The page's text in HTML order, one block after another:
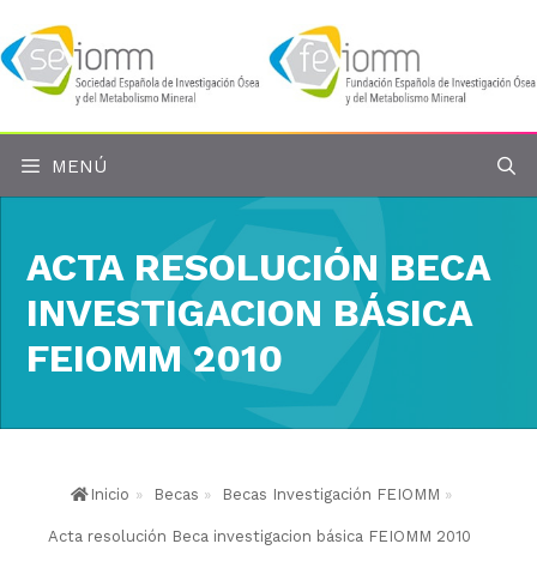
al
contenido
MENÚ
ACTA RESOLUCIÓN BECA
INVESTIGACION BÁSICA
FEIOMM 2010
Inicio » Becas » Becas Investigación FEIOMM »
Acta resolución Beca investigacion básica FEIOMM 2010